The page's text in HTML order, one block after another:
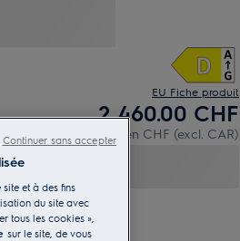
EU Fiche produit
2 460.00 CHF
PVR incl. IVA en CHF (excl. CAR)
et à des fins
du site avec
tous les cookies »,
sur le site, de vous
Continuer sans accepter